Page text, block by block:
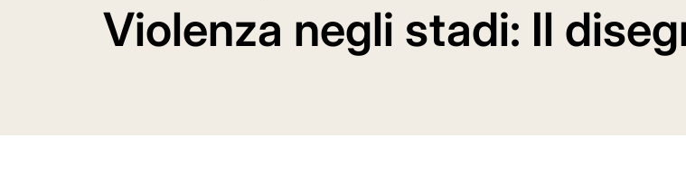
Violenza negli stadi: Il